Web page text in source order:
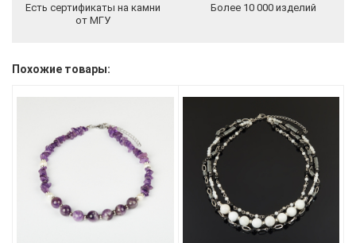
Есть сертификаты на камни
от МГУ
Более 10 000 изделий
Похожие товары: